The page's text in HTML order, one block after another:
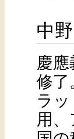
中
慶
修了
ラ
用